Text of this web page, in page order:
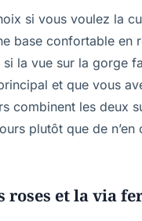
si vous voulez la
base confortable en
la vue sur la gorge
et que vous
combinent les deux
plutôt que de n’en
roses et la via